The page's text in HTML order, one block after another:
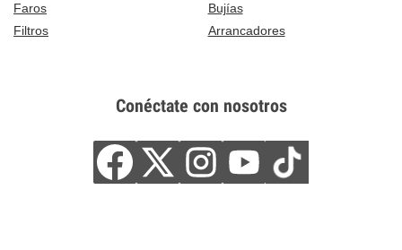
Faros
Bujías
Filtros
Arrancadores
Conéctate con nosotros